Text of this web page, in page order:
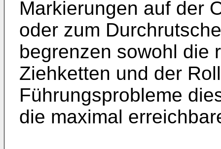
Markierungen auf der
oder zum
begrenzen sowohl die
Ziehketten und der
Führungsprobleme
die maximal